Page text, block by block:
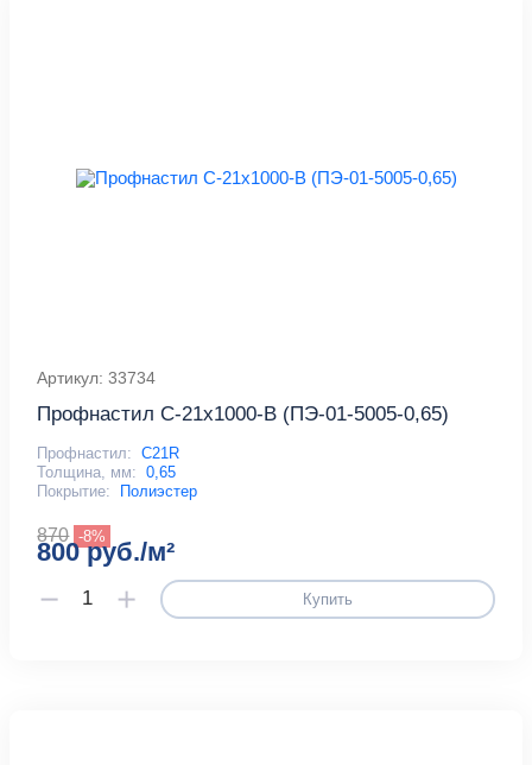
Артикул: 33734
Профнастил С-21x1000-B (ПЭ-01-5005-0,65)
Профнастил: С21R
Толщина, мм: 0,65
Покрытие:
Полиэстер
870 -8%
800 руб./м²
Купить